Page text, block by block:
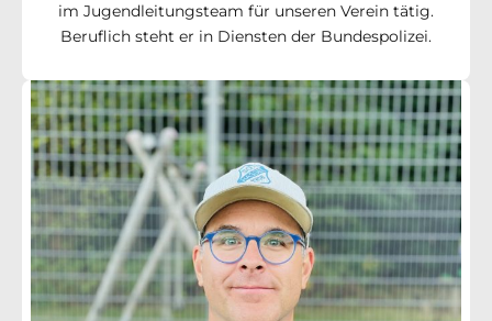
im Jugendleitungsteam für unseren Verein tätig.
Beruflich steht er in Diensten der Bundespolizei.